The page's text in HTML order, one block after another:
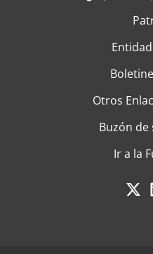
Otros
Buzón de
Ir a la